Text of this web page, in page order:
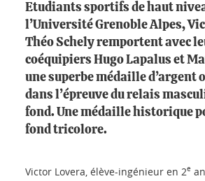
Etudiants sportifs de haut
l’Université Grenoble Alpes,
Théo Schely remportent avec
coéquipiers Hugo Lapalus et
une superbe médaille d’argent
dans l’épreuve du relais
fond. Une médaille historique
fond tricolore.
Victor Lovera, élève-ingénieur en 2e